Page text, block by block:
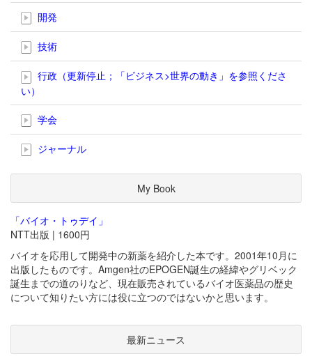
開発
技術
行政（更新停止；「ビジネス>世界の動き」を参照くださ
い）
学会
ジャーナル
My Book
「バイオ・トゥデイ」
NTT出版 | 1600円
バイオを応用して開発中の新薬を紹介した本です。2001年10月に
出版したものです。Amgen社のEPOGEN誕生の経緯やグリベック
誕生までの道のりなど、現在販売されているバイオ医薬品の歴史
について知りたい方には役に立つのではないかと思います。
最新ニュース